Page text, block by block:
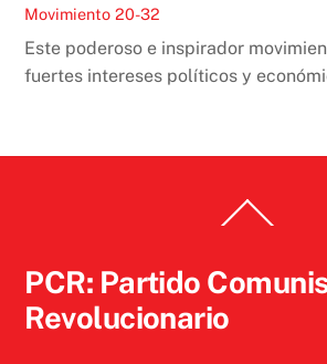
Movimiento 20-32
Este poderoso e inspirador
fuertes intereses políticos y
To
PCR: Partido
Revolucionario